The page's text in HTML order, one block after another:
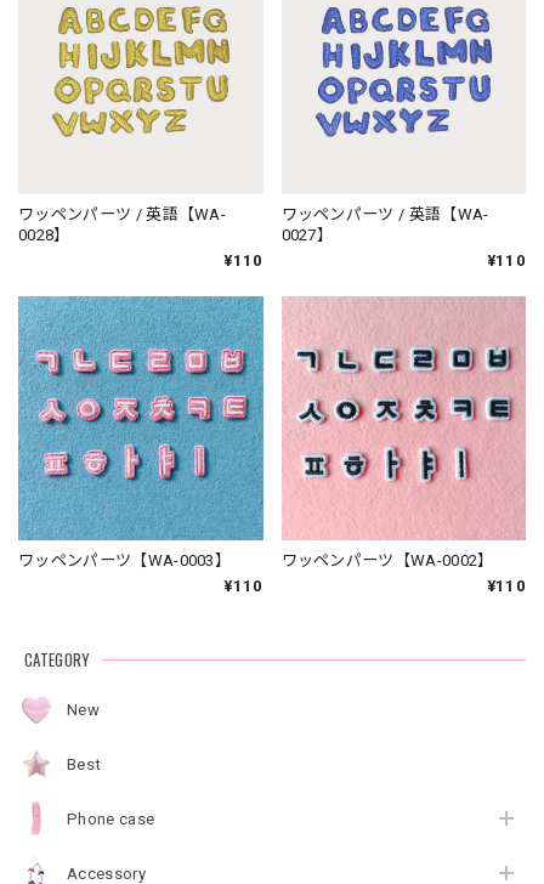
ワッペンパーツ / 英語【WA-
0028】
¥110
ワッペンパーツ / 英語【WA-
0027】
¥110
ワッペンパーツ【WA-0003】
¥110
ワッペンパーツ【WA-0002】
¥110
CATEGORY
New
Best
Phone case
Accessory